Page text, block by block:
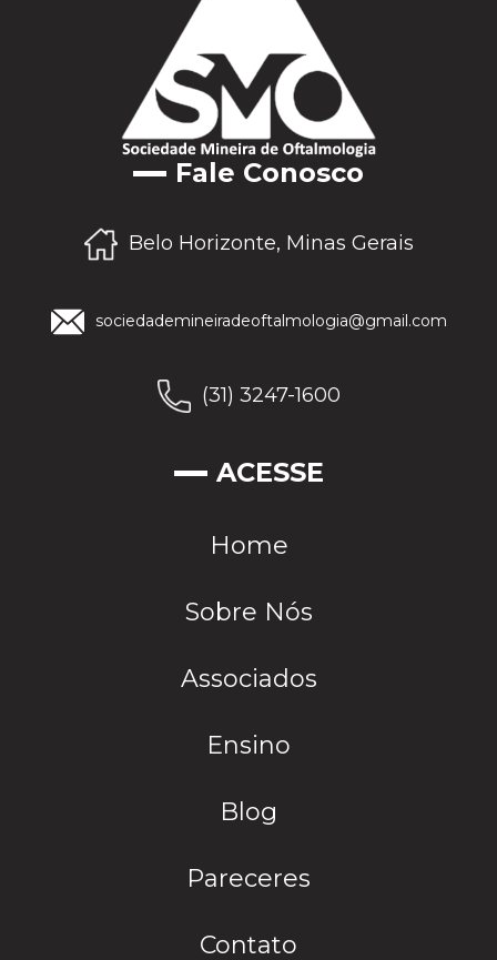
Fale Conosco
Belo Horizonte, Minas Gerais
sociedademineiradeoftalmologia@gmail.com
(31) 3247-1600
ACESSE
Home
Sobre Nós
Associados
Ensino
Blog
Pareceres
Contato